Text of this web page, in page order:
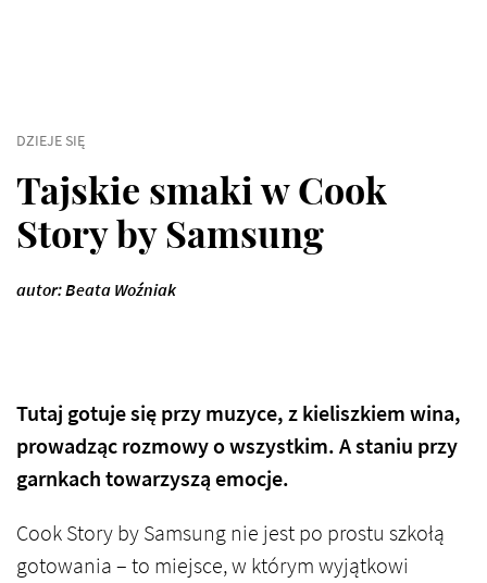
DZIEJE SIĘ
Tajskie smaki w Cook
Story by Samsung
autor: Beata Woźniak
Tutaj gotuje się przy muzyce, z kieliszkiem wina,
prowadząc rozmowy o wszystkim. A staniu przy
garnkach towarzyszą emocje.
Cook Story by Samsung nie jest po prostu szkołą
gotowania – to miejsce, w którym wyjątkowi